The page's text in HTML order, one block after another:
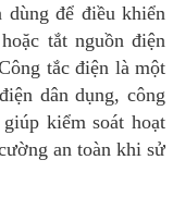
để điều khiển
tắt nguồn điện
tắc điện là một
dân dụng, công
kiểm soát hoạt
an toàn khi sử